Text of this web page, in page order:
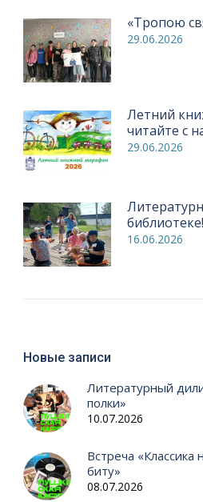
«Тропою
29.06.2026
Летний
читайте с
29.06.2026
библиотеке!
16.06.2026
Новые записи
Литературный
полки»
10.07.2026
Встреча «Классика
биту»
08.07.2026